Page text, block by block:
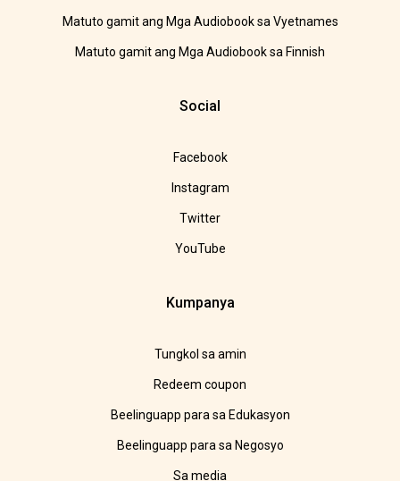
Matuto gamit ang Mga Audiobook sa Vyetnames
Matuto gamit ang Mga Audiobook sa Finnish
Social
Facebook
Instagram
Twitter
YouTube
Kumpanya
Tungkol sa amin
Redeem coupon
Beelinguapp para sa Edukasyon
Beelinguapp para sa Negosyo
Sa media